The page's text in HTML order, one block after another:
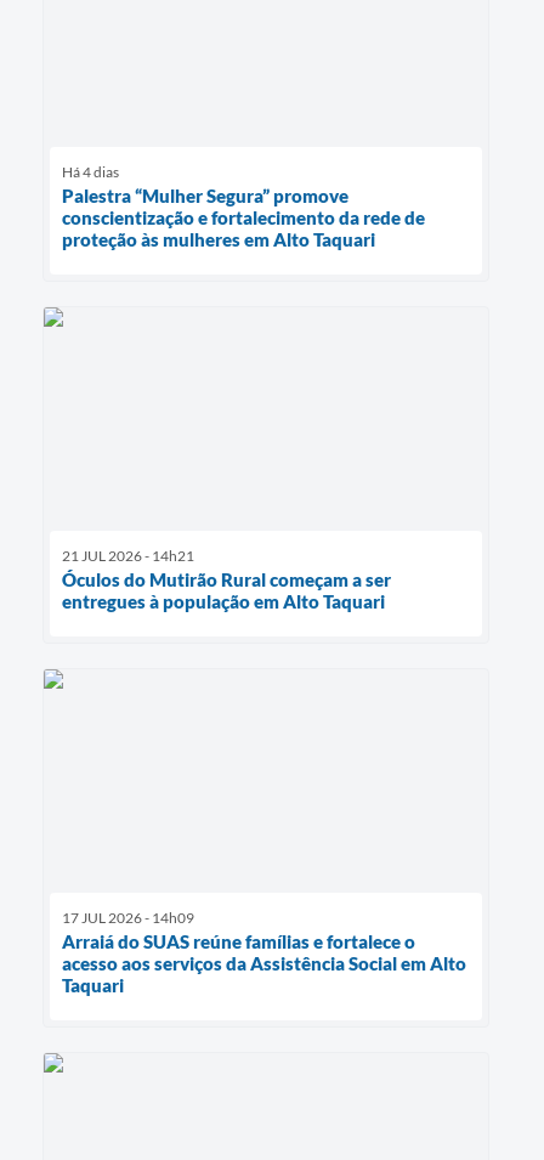
Há 4 dias
Palestra “Mulher Segura” promove
conscientização e fortalecimento da rede de
proteção às mulheres em Alto Taquari
21 JUL 2026 - 14h21
Óculos do Mutirão Rural começam a ser
entregues à população em Alto Taquari
17 JUL 2026 - 14h09
Arraiá do SUAS reúne famílias e fortalece o
acesso aos serviços da Assistência Social em Alto
Taquari